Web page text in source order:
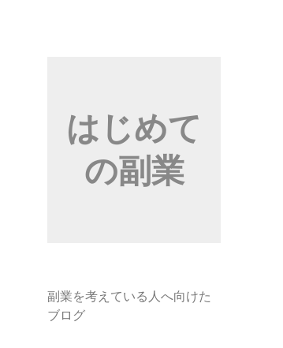
はじめて
の副業
副業を考えている人へ向けた
ブログ